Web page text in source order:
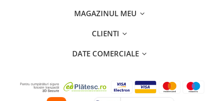
Pachete incalzire in pardoseala
Panouri fotovoltaice
Produse Amenajare Baie
MAGAZINUL MEU
CLIENTI
DATE COMERCIALE